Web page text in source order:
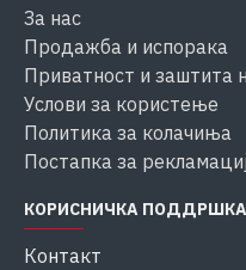
За нас
Продажба и испорака
Приватност и заштита
Услови за користење
Политика за колачиња
Постапка за
КОРИСНИЧКА ПОДДРШКА
Контакт